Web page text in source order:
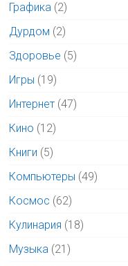
Графика (2)
Дурдом (2)
Здоровье (5)
Игры (19)
Интернет (47)
Кино (12)
Книги (5)
Компьютеры (49)
Космос (62)
Кулинария (18)
Музыка (21)